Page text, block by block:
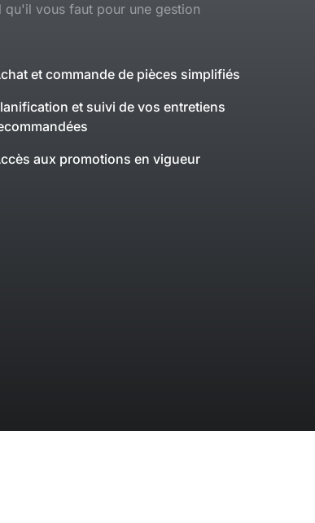
vous faut pour une gestion
et commande de pièces simplifiés
et suivi de vos entretiens
aux promotions en vigueur